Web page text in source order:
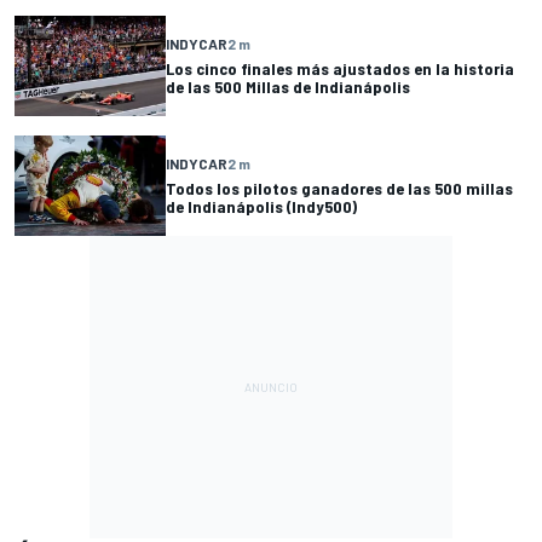
INDYCAR2 m
Los cinco finales más ajustados en la historia
de las 500 Millas de Indianápolis
INDYCAR2 m
Todos los pilotos ganadores de las 500 millas
de Indianápolis (Indy500)